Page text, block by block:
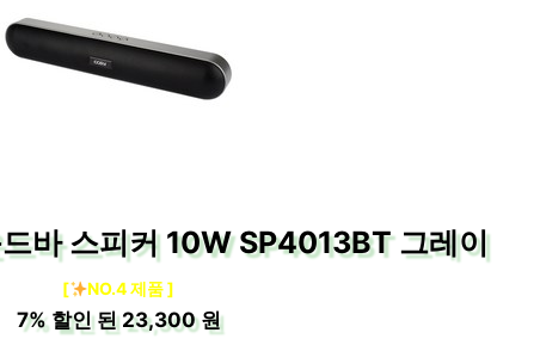
바 스피커 10W SP4013BT 그레이
[ NO.4 제품 ]
7%할인 된23,300 원